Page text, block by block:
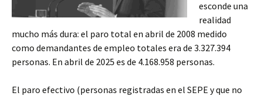
esconde una
realidad
mucho más dura: el paro total en abril de 2008 medido
como demandantes de empleo totales era de 3.327.394
personas. En abril de 2025 es de 4.168.958 personas.
El paro efectivo (personas registradas en el SEPE y que no